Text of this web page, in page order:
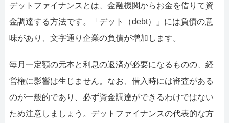
デットファイナンスとは、金融機関からお金を借りて資
金調達する方法です。「デット（debt）」には負債の意
味があり、文字通り企業の負債が増加します。
毎月一定額の元本と利息の返済が必要になるものの、経
営権に影響は生じません。なお、借入時には審査がある
のが一般的であり、必ず資金調達ができるわけではない
ため注意しましょう。デットファイナンスの代表的な方